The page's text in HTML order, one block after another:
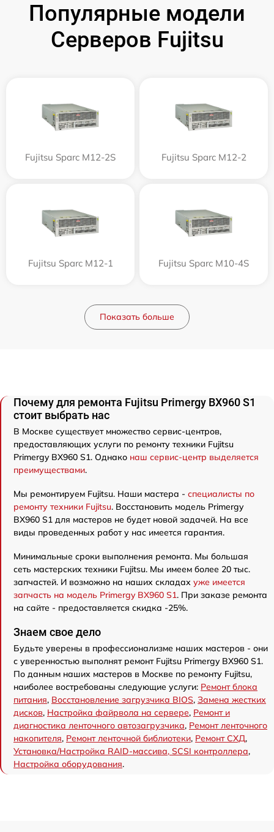
Популярные модели
Серверов Fujitsu
Fujitsu Sparc M12-2S Fujitsu Sparc M12-2
Fujitsu Sparc M12-1 Fujitsu Sparc M10-4S
Показать больше
Почему для ремонта Fujitsu Primergy BX960 S1
стоит выбрать нас
В Москве существует множество сервис-центров,
предоставляющих услуги по ремонту техники Fujitsu
Primergy BX960 S1. Однако наш сервис-центр выделяется
преимуществами.
Мы ремонтируем Fujitsu. Наши мастера - специалисты по
ремонту техники Fujitsu. Восстановить модель Primergy
BX960 S1 для мастеров не будет новой задачей. На все
виды проведенных работ у нас имеется гарантия.
Минимальные сроки выполнения ремонта. Мы большая
сеть мастерских техники Fujitsu. Мы имеем более 20 тыс.
запчастей. И возможно на наших складах уже имеется
запчасть на модель Primergy BX960 S1. При заказе ремонта
на сайте - предоставляется скидка -25%.
Знаем свое дело
Будьте уверены в профессионализме наших мастеров - они
с уверенностью выполнят ремонт Fujitsu Primergy BX960 S1.
По данным наших мастеров в Москве по ремонту Fujitsu,
наиболее востребованы следующие услуги: Ремонт блока
питания, Восстановление загрузчика BIOS, Замена жестких
дисков, Настройка файрвола на сервере, Ремонт и
диагностика ленточного автозагрузчика, Ремонт ленточного
накопителя, Ремонт ленточной библиотеки, Ремонт СХД,
Установка/Настройка RAID-массива, SCSI контроллера,
Настройка оборудования.